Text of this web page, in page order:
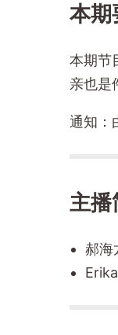
本期
本期节
亲也是
通知：
主播
郝海